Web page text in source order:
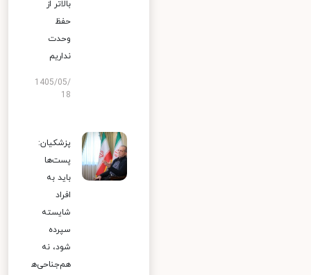
بالاتر از
حفظ
وحدت
نداریم
1405/05/
18
پزشکیان:
پست‌ها
باید به
افراد
شایسته
سپرده
شود، نه
هم‌جناحی‌ه